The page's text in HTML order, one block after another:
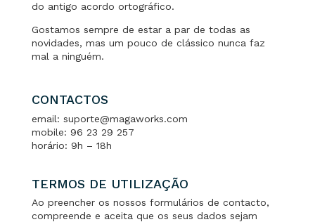
do antigo acordo ortográfico.
Gostamos sempre de estar a par de todas as
novidades, mas um pouco de clássico nunca faz
mal a ninguém.
CONTACTOS
email: suporte@magaworks.com
mobile: 96 23 29 257
horário: 9h – 18h
TERMOS DE UTILIZAÇÃO
Ao preencher os nossos formulários de contacto,
compreende e aceita que os seus dados sejam